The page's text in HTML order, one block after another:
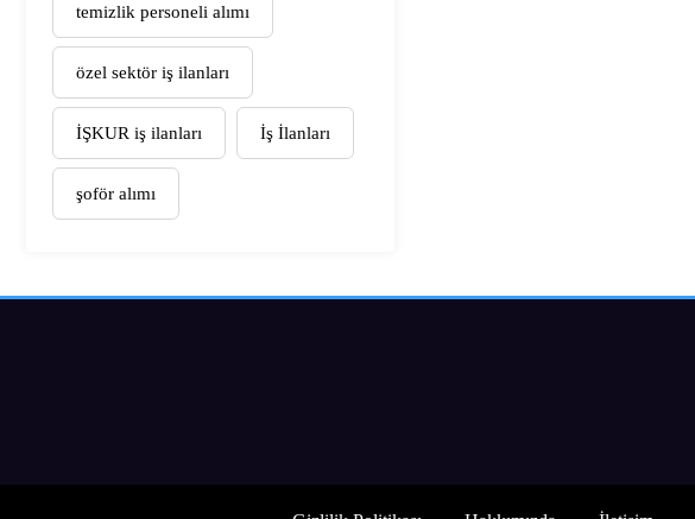
temizlik personeli alımı
özel sektör iş ilanları
İŞKUR iş ilanları İş İlanları
şoför alımı